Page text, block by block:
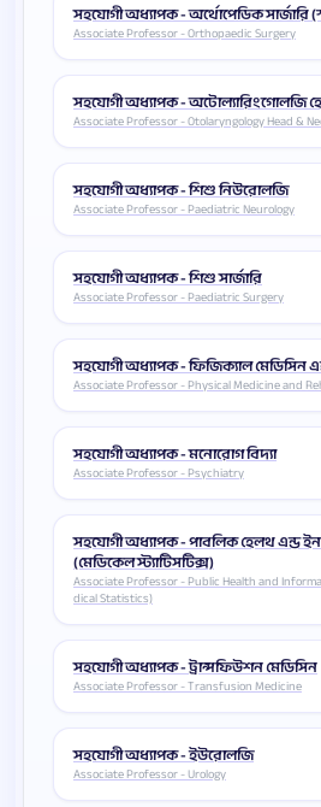
সহযোগী অধ্যাপক - অর্থোপেডিক সার্জারি
Associate Professor - Orthopaedic Surgery
সহযোগী অধ্যাপক - অটোল্যারিংগোলজি
Associate Professor - Otolaryngology Head &
সহযোগী অধ্যাপক - শিশু নিউরোলজি
Associate Professor - Paediatric Neurology
সহযোগী অধ্যাপক - শিশু সার্জারি
Associate Professor - Paediatric Surgery
সহযোগী অধ্যাপক - ফিজিক্যাল মেডিসিন
Associate Professor - Physical Medicine and
সহযোগী অধ্যাপক - মনোরোগ বিদ্যা
Associate Professor - Psychiatry
সহযোগী অধ্যাপক - পাবলিক হেলথ এন্ড
(মেডিকেল স্ট্যাটিসটিক্স)
Associate Professor - Public Health and
dical Statistics)
সহযোগী অধ্যাপক - ট্রান্সফিউশন মেডিসিন
Associate Professor - Transfusion Medicine
সহযোগী অধ্যাপক - ইউরোলজি
Associate Professor - Urology